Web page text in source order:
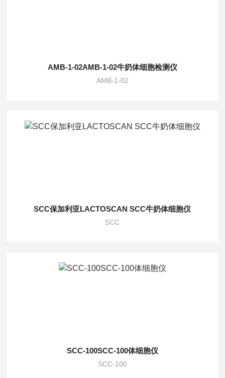
AMB-1-02AMB-1-02牛奶体细胞检测仪
AMB-1-02
SCC保加利亚LACTOSCAN SCC牛奶体细胞仪
SCC
SCC-100SCC-100体细胞仪
SCC-100